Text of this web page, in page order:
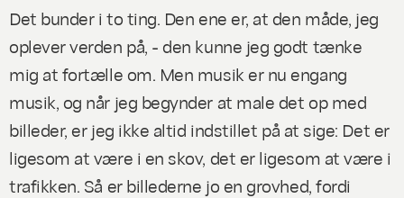
Det bunder i to ting. Den ene er, at den måde, jeg
oplever verden på, - den kunne jeg godt tænke
mig at fortælle om. Men musik er nu engang
musik, og når jeg begynder at male det op med
billeder, erjeg ikke altid indstillet på at sige: Det er
ligesom at være i en skov, det erligesom at være i
trafikken. Så er billederne jo en grovhed, fordi